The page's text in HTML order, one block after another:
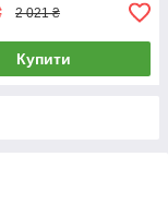
2 021 ₴
Купити